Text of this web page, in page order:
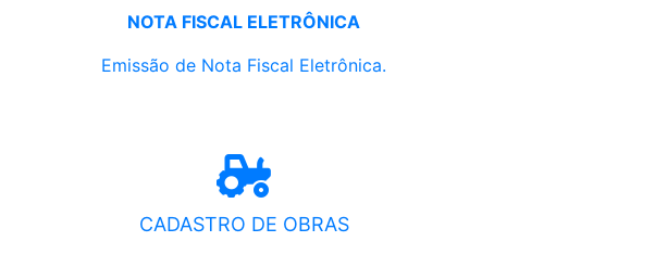
NOTA FISCAL ELETRÔNICA
Emissão de Nota Fiscal Eletrônica.
CADASTRO DE OBRAS